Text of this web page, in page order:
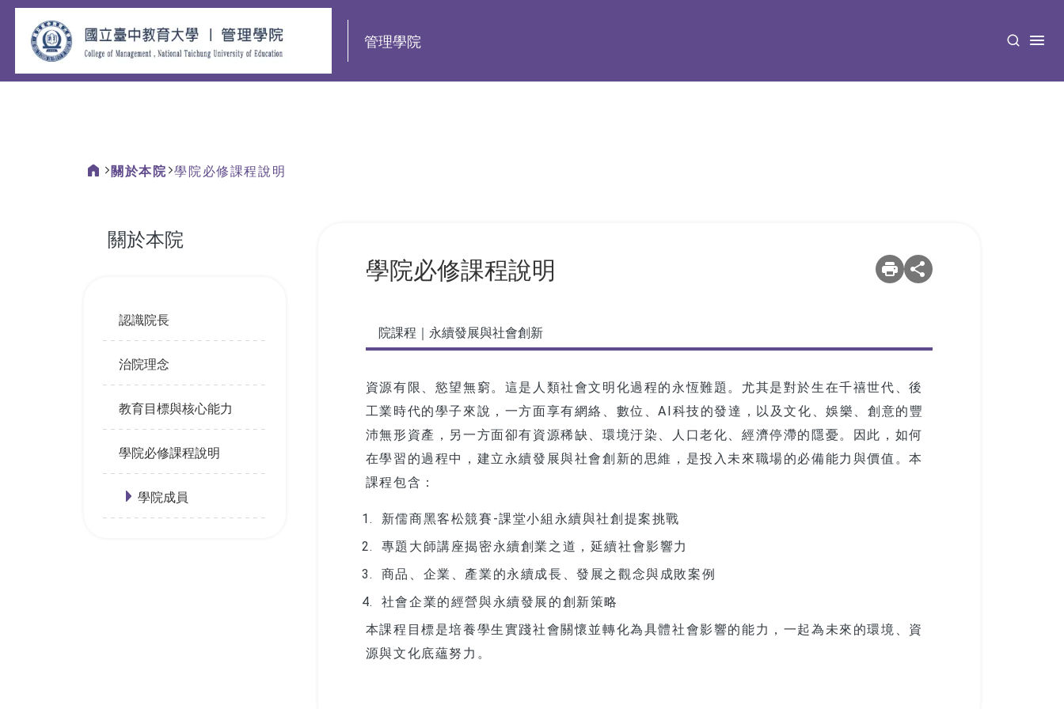
管理學院
關於本院 學院必修課程說明
關於本院
認識院長
治院理念
教育目標與核心能力
學院必修課程說明
學院成員
學院必修課程說明
院課程｜永續發展與社會創新
資源有限、慾望無窮。這是人類社會文明化過程的永恆難題。尤其是對於生在千禧世代、後
工業時代的學子來說，一方面享有網絡、數位、AI科技的發達，以及文化、娛樂、創意的豐
沛無形資產，另一方面卻有資源稀缺、環境汙染、人口老化、經濟停滯的隱憂。因此，如何
在學習的過程中，建立永續發展與社會創新的思維，是投入未來職場的必備能力與價值。本
課程包含：
新儒商黑客松競賽-課堂小組永續與社創提案挑戰
專題大師講座揭密永續創業之道，延續社會影響力
商品、企業、產業的永續成長、發展之觀念與成敗案例
社會企業的經營與永續發展的創新策略
本課程目標是培養學生實踐社會關懷並轉化為具體社會影響的能力，一起為未來的環境、資
源與文化底蘊努力。